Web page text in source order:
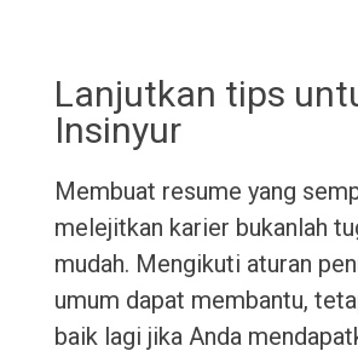
Lanjutkan tips
Insinyur
Membuat resume yang
melejitkan karier bukanlah
mudah. Mengikuti aturan
umum dapat membantu,
baik lagi jika Anda